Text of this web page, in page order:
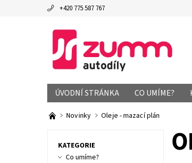
+420 775 587 767
ÚVODNÍ STRÁNKA CO UMÍME?
Novinky Oleje - mazací plán
KATEGORIE
Co umíme?